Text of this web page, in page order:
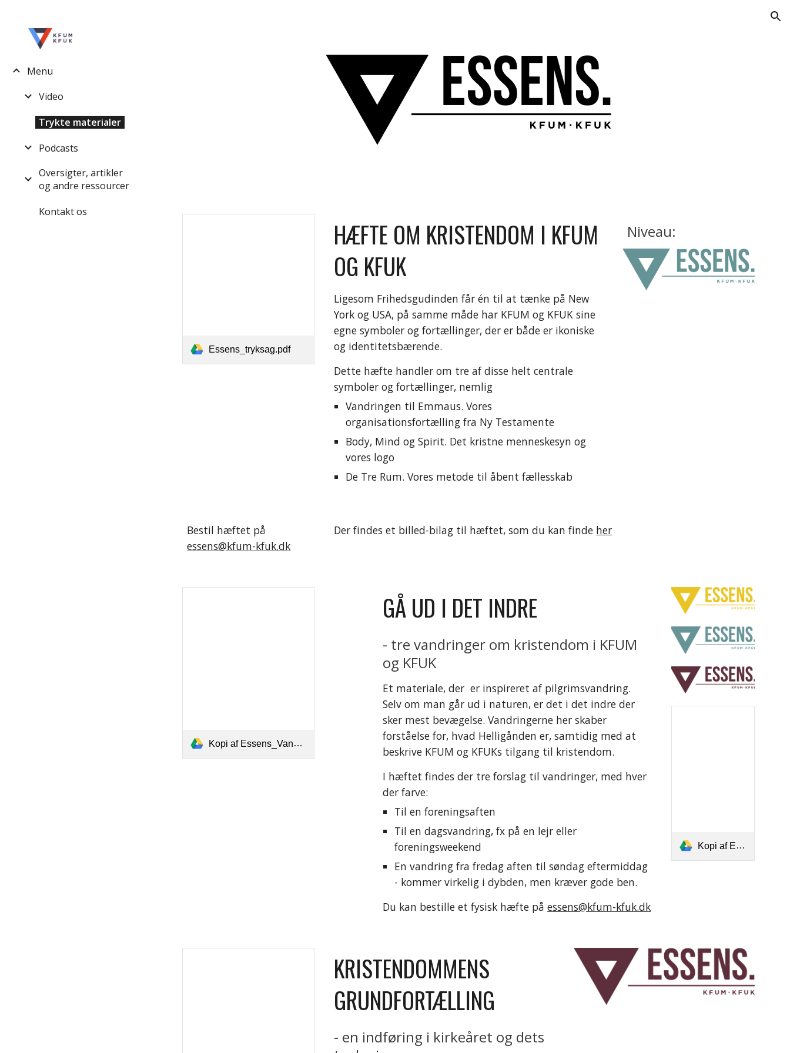
Menu
Video
Trykte materialer
Podcasts
Oversigter, artikler
og andre ressourcer
Kontakt os
Essens_tryksag.pdf
HÆFTE OM KRISTENDOM I KFUM
OG KFUK
Ligesom Frihedsgudinden får én til at tænke på New
York og USA, på samme måde har KFUM og KFUK sine
egne symboler og fortællinger, der er både er ikoniske
og identitetsbærende.
Dette hæfte handler om tre af disse helt centrale
symboler og fortællinger, nemlig
Vandringen til Emmaus. Vores
organisationsfortælling fra Ny Testamente
Body, Mind og Spirit. Det kristne menneskesyn og
vores logo
De Tre Rum. Vores metode til åbent fællesskab
Niveau:
essens@kfum-kfuk.dk
Der findes et billed-bilag til hæftet, som du kan finde her
Kopi af Essens_Vandring.pdf
GÅ UD I DET INDRE
- tre vandringer om kristendom i KFUM
og KFUK
Et materiale, der  er inspireret af pilgrimsvandring.
Selv om man går ud i naturen, er det i det indre der
sker mest bevægelse. Vandringerne her skaber
forståelse for, hvad Helligånden er, samtidig med at
beskrive KFUM og KFUKs tilgang til kristendom.
I hæftet findes der tre forslag til vandringer, med hver
der farve:
Til en foreningsaften
Til en dagsvandring, fx på en lejr eller
foreningsweekend
En vandring fra fredag aften til søndag eftermiddag
- kommer virkelig i dybden, men kræver gode ben.
Du kan bestille et fysisk hæfte på essens@kfum-kfuk.dk
Kopi af Essens_Vandring_sangark.pdf
KRISTENDOMMENS
GRUNDFORTÆLLING
- en indføring i kirkeåret og dets